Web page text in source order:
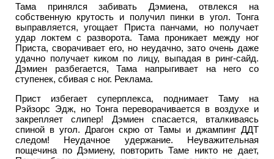
Тама принялся забивать Дэмиена, отвлекся на
собственную крутость и получил пинки в угол. Тонга
выправляется, угощает Приста панчами, но получает
удар локтем с разворота. Тама проникает между ног
Приста, сворачивает его, но неудачно, зато очень даже
удачно получает киком по лицу, выпадая в ринг-сайд.
Дэмиен разбегается, Тама напрыгивает на него со
ступенек, сбивая с ног. Реклама.
Прист избегает суперплекса, поднимает Таму на
Рэйзорс Эдж, но Тонга переворачивается в воздухе и
закрепляет слипер! Дэмиен спасается, вталкиваясь
спиной в угол. Драгон скрю от Тамы и джампинг ДДТ
следом! Неудачное удержание. Неуважительная
пощечина по Дэмиену, повторить Таме никто не дает,